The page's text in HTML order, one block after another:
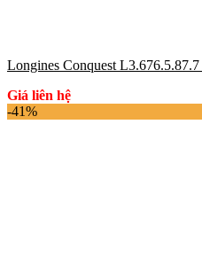
Longines Conquest
Giá liên hệ
-41%